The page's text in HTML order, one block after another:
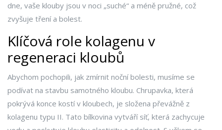
dne, vaše klouby jsou v noci „suché“ a méně pružné, což
zvyšuje tření a bolest.
Klíčová role kolagenu v
regeneraci kloubů
Abychom pochopili, jak zmírnit noční bolesti, musíme se
podívat na stavbu samotného kloubu. Chrupavka, která
pokrývá konce kostí v kloubech, je složena převážně z
kolagenu typu II. Tato bílkovina vytváří síť, která zachycuje